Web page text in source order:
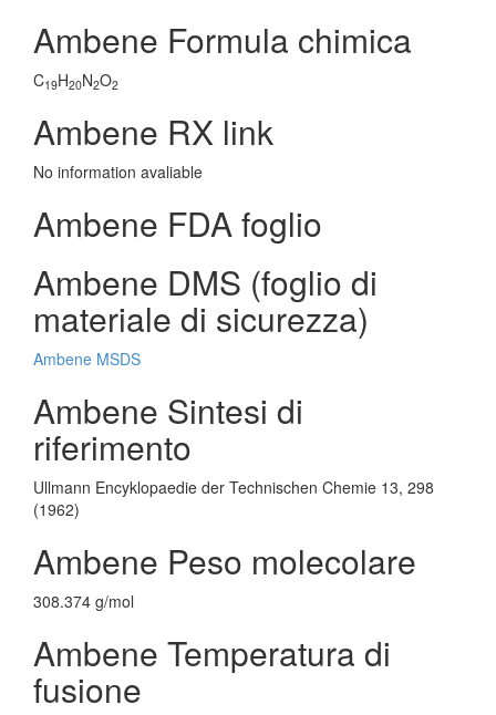
Ambene Formula chimica
C19H20N2O2
Ambene RX link
No information avaliable
Ambene FDA foglio
Ambene DMS (foglio di
materiale di sicurezza)
Ambene MSDS
Ambene Sintesi di
riferimento
Ullmann Encyklopaedie der Technischen Chemie 13, 298
(1962)
Ambene Peso molecolare
308.374 g/mol
Ambene Temperatura di
fusione